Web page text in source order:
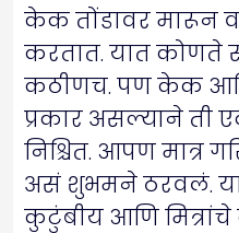
केक तोंडावर मारून
करतात. यात
कठीणच. पण केक
प्रकार असल्याने ती
निश्चित. आपण मात्र
असं शुभमने ठरवलं.
कुटुंबीय आणि